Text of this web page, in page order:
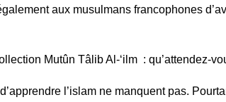
aux musulmans francophones
Mutûn Tâlib Al-‘ilm : qu’attendez-
l’islam ne manquent pas.